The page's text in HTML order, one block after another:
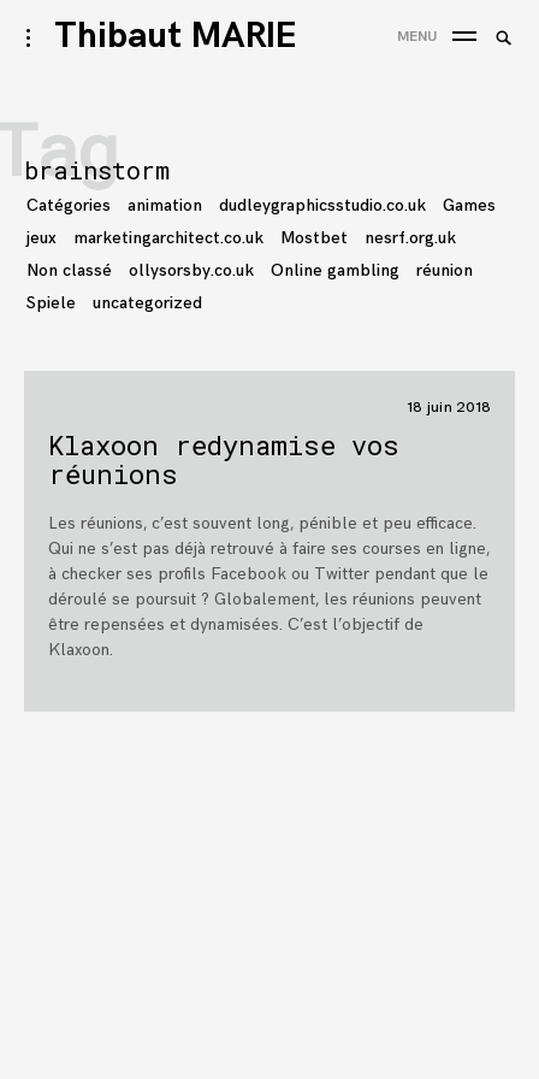
Accéder
au
Thibaut MARIE
activer/désactiver
barre
latérale
MENU
brainstorm
Catégories animation dudleygraphicsstudio.co.uk
Games
jeux
marketingarchitect.co.uk Mostbet
nesrf.org.uk
Non classé
ollysorsby.co.uk Online gambling
réunion
Spiele
uncategorized
18 juin 2018
Klaxoon redynamise vos
réunions
Les réunions, c’est souvent long, pénible et peu efficace.
Qui ne s’est pas déjà retrouvé à faire ses courses en ligne,
à checker ses profils Facebook ou Twitter pendant que le
déroulé se poursuit ? Globalement, les réunions peuvent
être repensées et dynamisées. C’est l’objectif de
Klaxoon.